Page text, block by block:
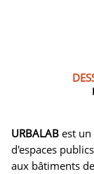
URBALAB est un
d'espaces
aux bâtiments